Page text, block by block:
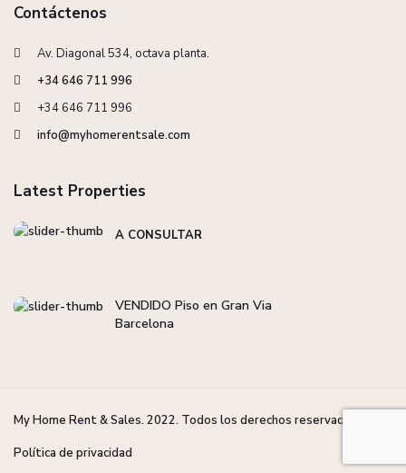
Contáctenos
Av. Diagonal 534, octava planta.
+34 646 711 996
+34 646 711 996
info@myhomerentsale.com
Latest Properties
A CONSULTAR
VENDIDO Piso en Gran Via
Barcelona
My Home Rent & Sales. 2022. Todos los derechos reservados.
Política de privacidad